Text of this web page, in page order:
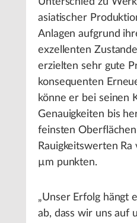
asiatischer
Anlagen aufgrund
exzellenten
erzielten sehr gute
konsequenten
könne er bei seinen
Genauigkeiten bis
feinsten
Rauigkeitswerten
µm punkten.
„Unser Erfolg hängt
ab, dass wir uns auf